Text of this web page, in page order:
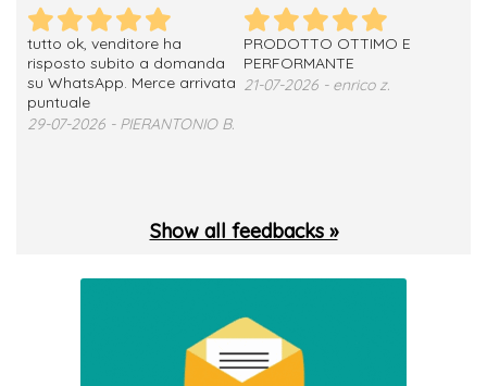
tutto ok, venditore ha
risposto subito a domanda
su WhatsApp. Merce arrivata
puntuale
29-07-2026 - PIERANTONIO B.
PRODOTTO OTTIMO E
PERFORMANTE
21-07-2026 - enrico z.
Show all feedbacks »